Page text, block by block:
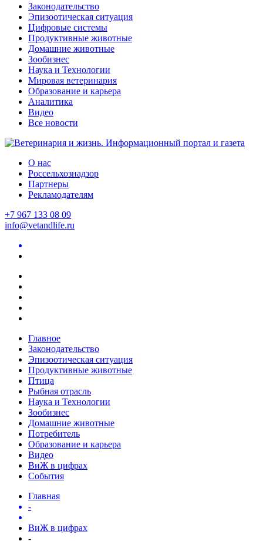
Законодательство
Эпизоотическая ситуация
Цифровые системы
Продуктивные животные
Домашние животные
Зообизнес
Наука и Технологии
Мировая ветеринария
Образование и карьера
Аналитика
Видео
Все новости
О нас
Россельхознадзор
Партнеры
Рекламодателям
+7 967 133 08 09
info@vetandlife.ru
Главное
Законодательство
Эпизоотическая ситуация
Продуктивные животные
Птица
Рыбная отрасль
Наука и Технологии
Зообизнес
Домашние животные
Потребитель
Образование и карьера
Видео
ВиЖ в цифрах
События
Главная
-
ВиЖ в цифрах
-